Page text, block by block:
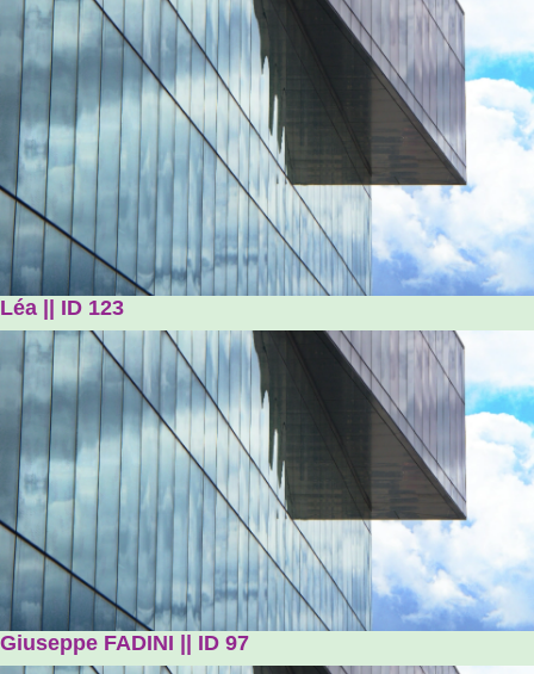
Léa || ID 123
Giuseppe FADINI || ID 97